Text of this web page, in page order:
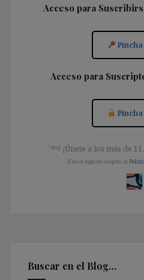
Acceso para
Acceso para
༺ ¡Únete a los más de
[Con el registro aceptas la
Buscar en el Blog…